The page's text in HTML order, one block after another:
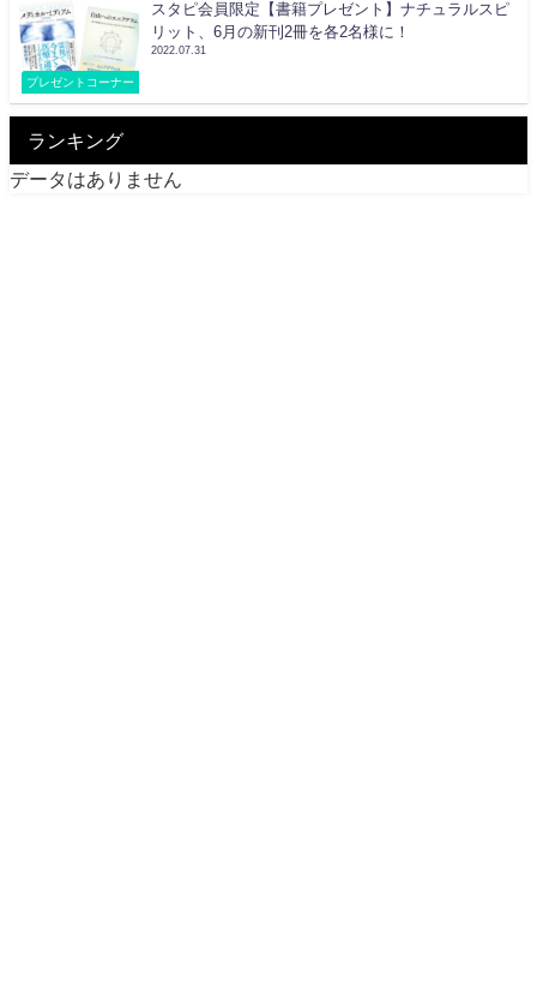
プレゼントコーナー
スタピ会員限定【書籍プレゼント】ナチュラルスピ
リット、6月の新刊2冊を各2名様に！
2022.07.31
ランキング
データはありません